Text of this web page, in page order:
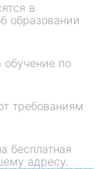
в
образовании
по
требованиям
бесплатная
адресу.